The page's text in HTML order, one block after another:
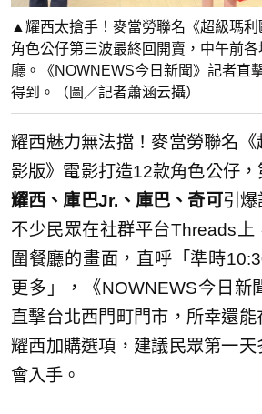
▲耀西太搶手！麥當勞聯名《超級瑪
角色公仔第三波最終回開賣，中午前
廳。《NOWNEWS今日新聞》記者直
得到。（圖／記者蕭涵云攝）
耀西魅力無法擋！麥當勞聯名
影版》電影打造12款角色公仔
耀西、庫巴Jr.、庫巴、奇可 引爆
不少民眾在社群平台Threads上
圍餐廳的畫面，直呼「準時
更多」，《NOWNEWS今日新
直擊台北西門町門市，所幸還能
耀西加購選項，建議民眾第一
會入手。